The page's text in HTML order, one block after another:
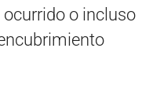
o incluso